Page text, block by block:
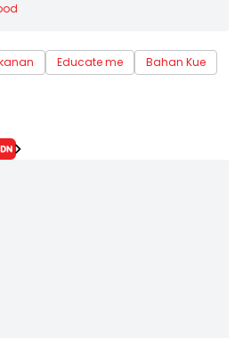
Educate me Bahan Kue